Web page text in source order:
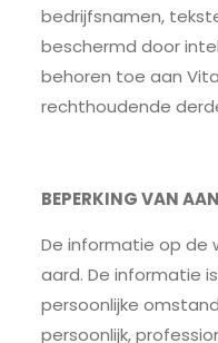
bedrijfsnamen,
beschermd door
behoren toe aan
rechthoudende
BEPERKING VAN
De informatie op de
aard. De informatie
persoonlijke
persoonlijk,